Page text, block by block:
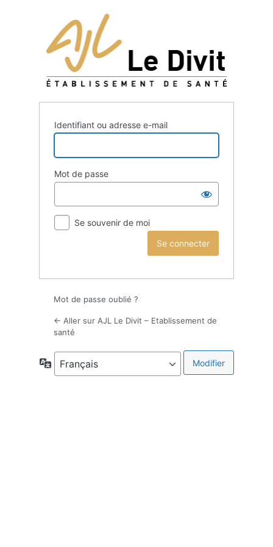
Identifiant ou adresse e-mail
Mot de passe
Se souvenir de moi
Mot de passe oublié ?
← Aller sur AJL Le Divit – Etablissement de
santé
Langue